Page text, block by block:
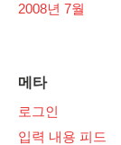
2008년 7월
메타
로그인
입력 내용 피드